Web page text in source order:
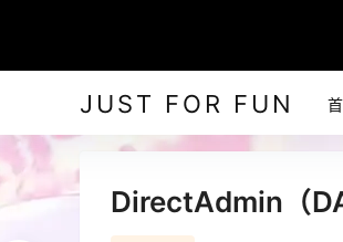
JUST FOR FUN
DirectAdmin（